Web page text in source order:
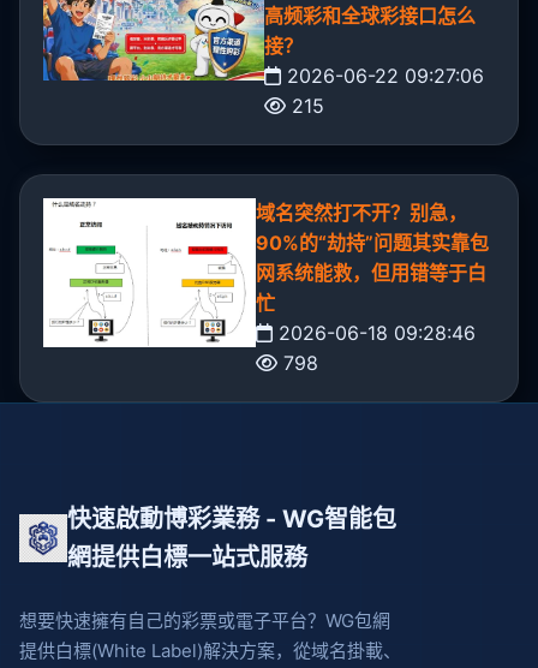
高频彩和全球彩接口怎么
接？
2026-06-22 09:27:06
215
域名突然打不开？别急，
90%的“劫持”问题其实靠包
网系统能救，但用错等于白
忙
2026-06-18 09:28:46
798
快速啟動博彩業務 - WG智能包
網提供白標一站式服務
想要快速擁有自己的彩票或電子平台？WG包網
提供白標(White Label)解決方案，從域名掛載、